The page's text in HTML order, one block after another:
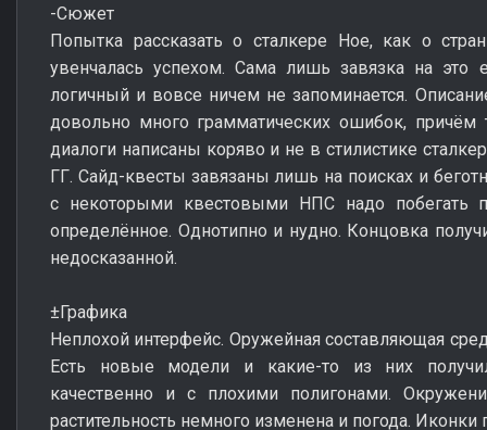
-Сюжет
Попытка рассказать о сталкере Ное, как о
увенчалась успехом. Сама лишь завязка на
логичный и вовсе ничем не запоминается.
довольно много грамматических ошибок,
диалоги написаны коряво и не в стилистике
ГГ. Сайд-квесты завязаны лишь на поисках и
с некоторыми квестовыми НПС надо побегать
определённое. Однотипно и нудно. Концовка
недосказанной.
±Графика
Неплохой интерфейс. Оружейная составляющая
Есть новые модели и какие-то из них
качественно и с плохими полигонами.
растительность немного изменена и погода.